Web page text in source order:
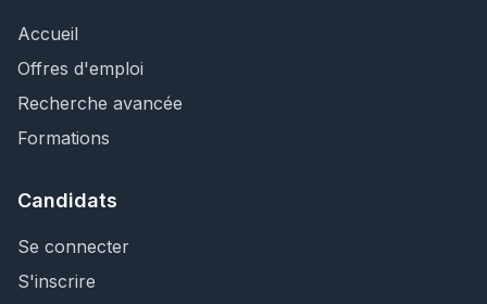
Accueil
Offres d'emploi
Recherche avancée
Formations
Candidats
Se connecter
S'inscrire